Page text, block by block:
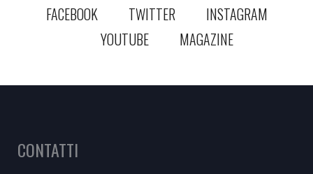
FACEBOOK TWITTER
INSTAGRAM
YOUTUBE
MAGAZINE
CONTATTI